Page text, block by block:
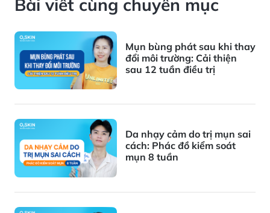
Bài viết cùng chuyên mục
Mụn bùng phát sau khi thay
đổi môi trường: Cải thiện
sau 12 tuần điều trị
Da nhạy cảm do trị mụn sai
cách: Phác đồ kiểm soát
mụn 8 tuần